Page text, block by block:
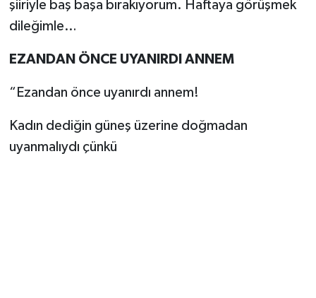
şiiriyle baş başa bırakıyorum. Haftaya görüşmek
dileğimle…
EZANDAN ÖNCE UYANIRDI ANNEM
“Ezandan önce uyanırdı annem!
Kadın dediğin güneş üzerine doğmadan
uyanmalıydı çünkü